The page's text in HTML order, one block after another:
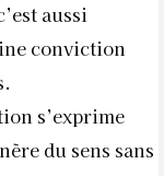
aussi
conviction
s’exprime
du sens sans